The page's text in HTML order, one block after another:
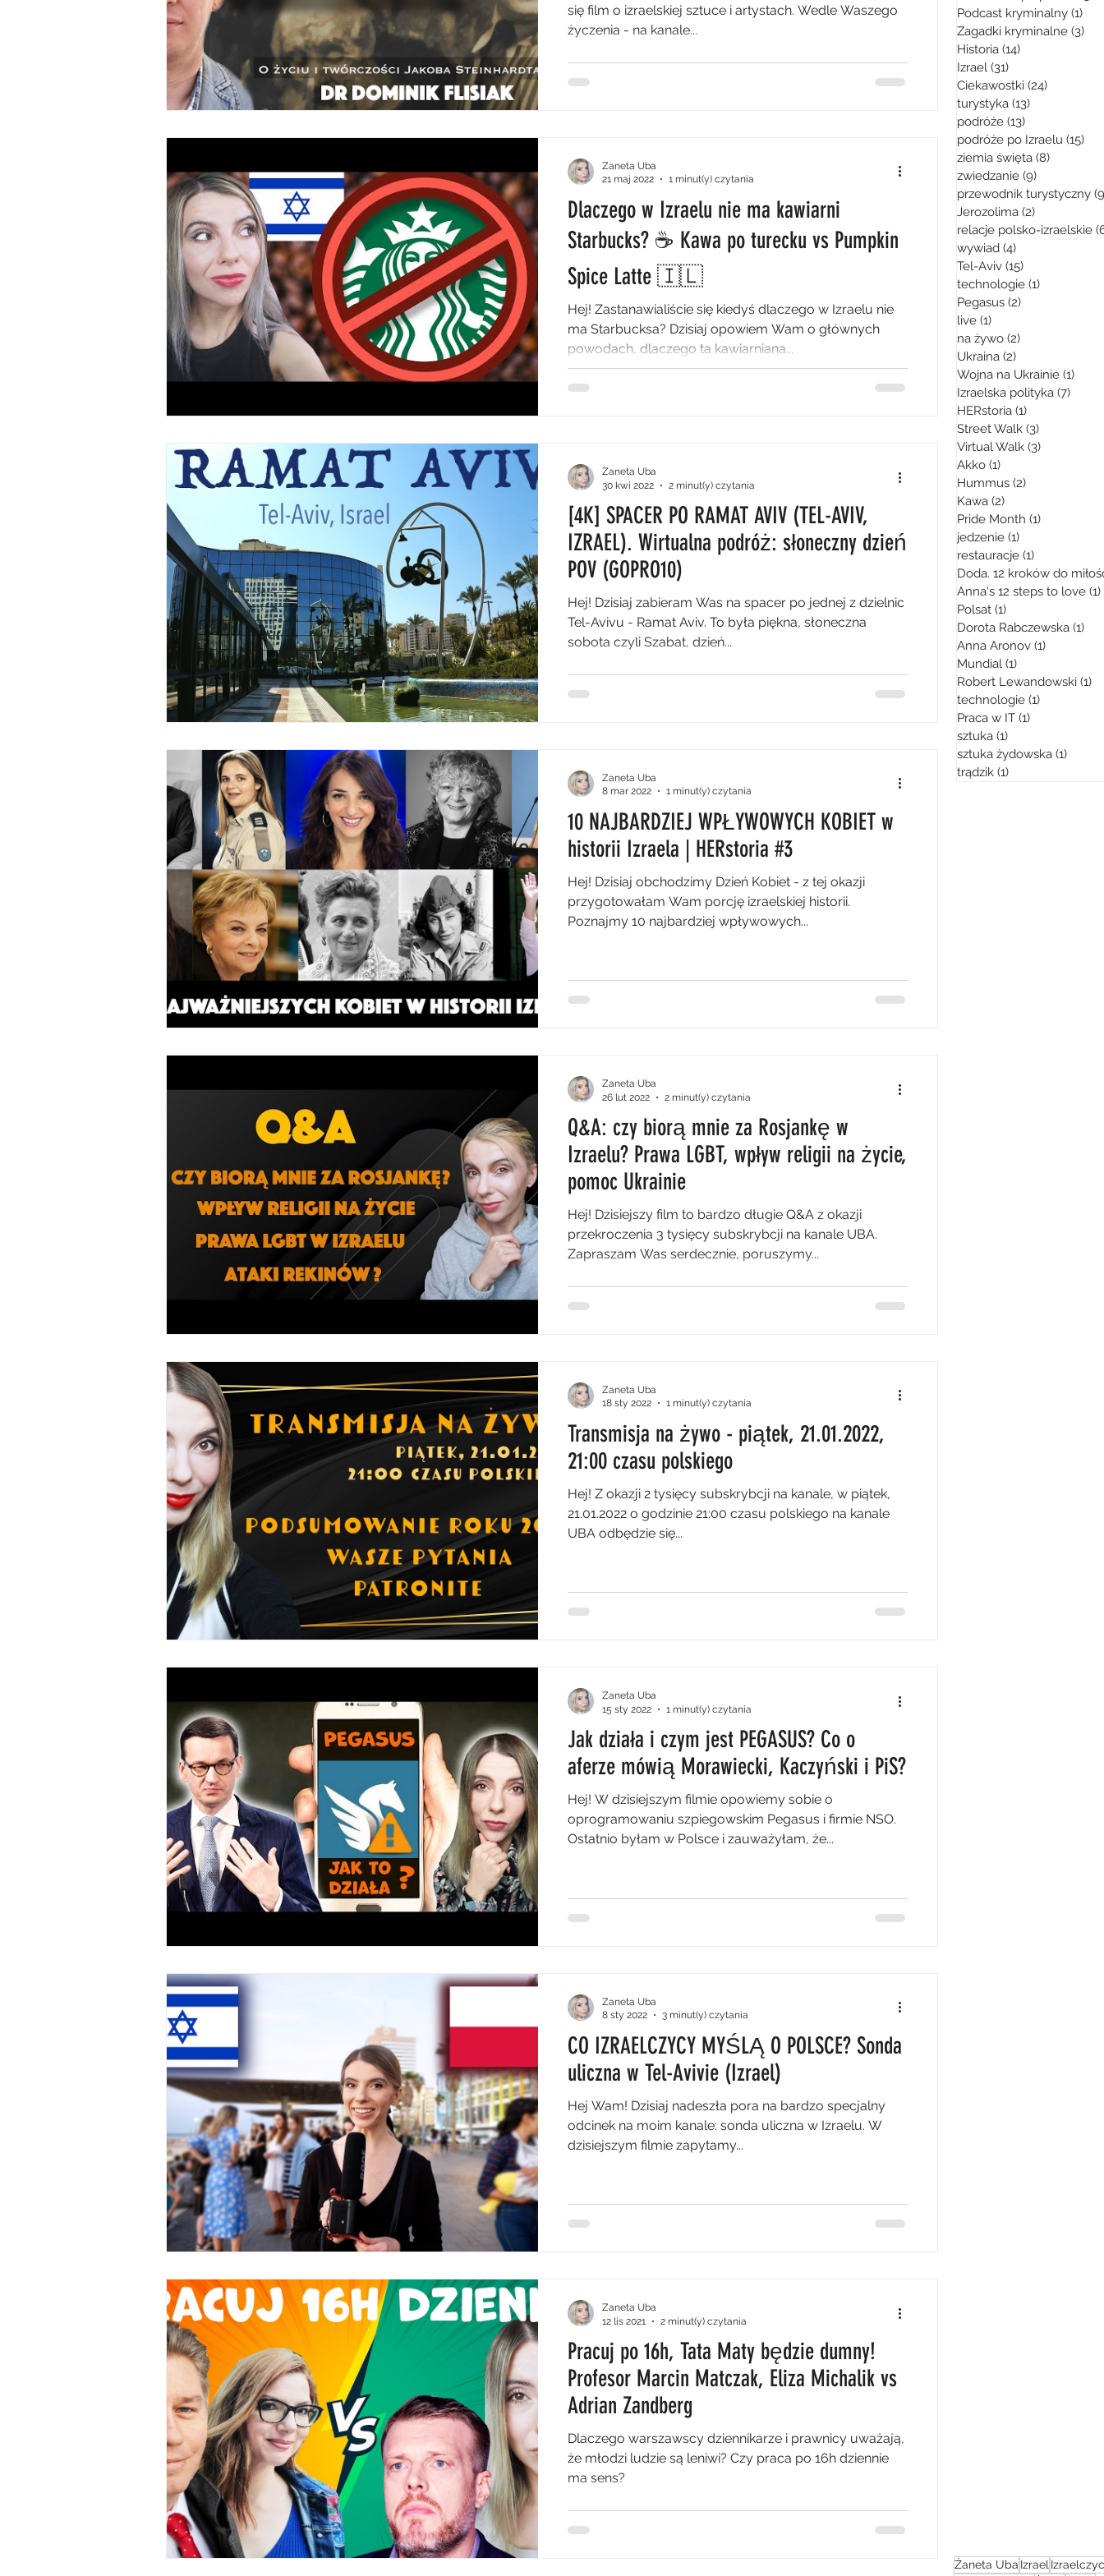
Wojna na Ukrainie Izraelska polityka HERstoria
się film o izraelskiej sztuce i artystach. Wedle Waszego
życzenia - na kanale...
Dlaczego w Izraelu nie ma kawiarni
Starbucks? ☕ Kawa po turecku vs Pumpkin
Spice Latte 🇮🇱
Hej! Zastanawialiście się kiedyś dlaczego w Izraelu nie
ma Starbucksa? Dzisiaj opowiem Wam o głównych
powodach, dlaczego ta kawiarniana...
Zaneta Uba
21 maj 2022
1 minut(y) czytania
[4K] SPACER PO RAMAT AVIV (TEL-AVIV,
IZRAEL). Wirtualna podróż: słoneczny dzień
POV (GOPRO10)
Hej! Dzisiaj zabieram Was na spacer po jednej z dzielnic
Tel-Avivu - Ramat Aviv. To była piękna, słoneczna
sobota czyli Szabat, dzień...
Zaneta Uba
30 kwi 2022
2 minut(y) czytania
10 NAJBARDZIEJ WPŁYWOWYCH KOBIET w
historii Izraela | HERstoria #3
Hej! Dzisiaj obchodzimy Dzień Kobiet - z tej okazji
przygotowałam Wam porcję izraelskiej historii.
Poznajmy 10 najbardziej wpływowych...
Zaneta Uba
8 mar 2022
1 minut(y) czytania
Q&A: czy biorą mnie za Rosjankę w
Izraelu? Prawa LGBT, wpływ religii na życie,
pomoc Ukrainie
Hej! Dzisiejszy film to bardzo długie Q&A z okazji
przekroczenia 3 tysięcy subskrybcji na kanale UBA.
Zapraszam Was serdecznie, poruszymy...
Zaneta Uba
26 lut 2022
2 minut(y) czytania
Transmisja na żywo - piątek, 21.01.2022,
21:00 czasu polskiego
Hej! Z okazji 2 tysięcy subskrybcji na kanale, w piątek,
21.01.2022 o godzinie 21:00 czasu polskiego na kanale
UBA odbędzie się...
Zaneta Uba
18 sty 2022
1 minut(y) czytania
Jak działa i czym jest PEGASUS? Co o
aferze mówią Morawiecki, Kaczyński i PiS?
Hej! W dzisiejszym filmie opowiemy sobie o
oprogramowaniu szpiegowskim Pegasus i firmie NSO.
Ostatnio byłam w Polsce i zauważyłam, że...
Zaneta Uba
15 sty 2022
1 minut(y) czytania
CO IZRAELCZYCY MYŚLĄ O POLSCE? Sonda
uliczna w Tel-Avivie (Izrael)
Hej Wam! Dzisiaj nadeszła pora na bardzo specjalny
odcinek na moim kanale: sonda uliczna w Izraelu. W
dzisiejszym filmie zapytamy...
Zaneta Uba
8 sty 2022
3 minut(y) czytania
Pracuj po 16h, Tata Maty będzie dumny!
Profesor Marcin Matczak, Eliza Michalik vs
Adrian Zandberg
Dlaczego warszawscy dziennikarze i prawnicy uważają,
że młodzi ludzie są leniwi? Czy praca po 16h dziennie
ma sens?
Zaneta Uba
12 lis 2021
2 minut(y) czytania
Podcast kryminalny (1)
Zagadki kryminalne (3)
Historia (14)
Izrael (31)
Ciekawostki (24)
turystyka (13)
podróże (13)
podróże po Izraelu (15)
ziemia święta (8)
zwiedzanie (9)
przewodnik turystyczny
Jerozolima (2)
relacje polsko-izraelskie
wywiad (4)
Tel-Aviv (15)
technologie (1)
Pegasus (2)
live (1)
na żywo (2)
Ukraina (2)
Wojna na Ukrainie (1)
Izraelska polityka (7)
HERstoria (1)
Street Walk (3)
Virtual Walk (3)
Akko (1)
Hummus (2)
Kawa (2)
Pride Month (1)
jedzenie (1)
restauracje (1)
Doda. 12 kroków do
Anna's 12 steps to love (1)
Polsat (1)
Dorota Rabczewska (1)
Anna Aronov (1)
Mundial (1)
Robert Lewandowski (1)
technologie (1)
Praca w IT (1)
sztuka (1)
sztuka żydowska (1)
trądzik (1)
Żaneta Uba Izrael